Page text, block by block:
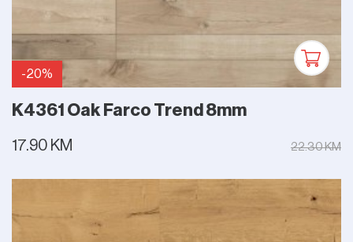
-20%
K4361 Oak Farco Trend 8mm
17.90 KM 22.30 KM